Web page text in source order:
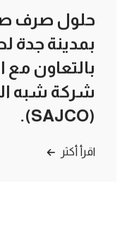
حلول صرف
بمدينة جدة
بالتعاون مع
شركة شبه
(SAJCO).
اقرأ أكثر